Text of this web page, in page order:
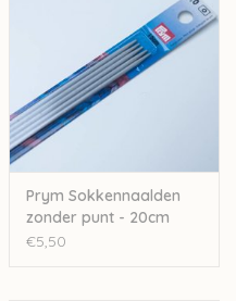
Prym Sokkennaalden
zonder punt - 20cm
€5,50